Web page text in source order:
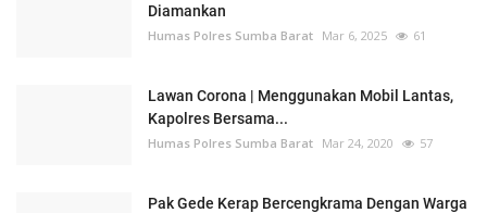
Diamankan
Humas Polres Sumba Barat Mar 6, 2025 61
Lawan Corona | Menggunakan Mobil Lantas,
Kapolres Bersama...
Humas Polres Sumba Barat Mar 24, 2020 57
Pak Gede Kerap Bercengkrama Dengan Warga